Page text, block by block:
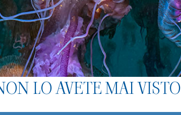
LO AVETE MAI VISTO